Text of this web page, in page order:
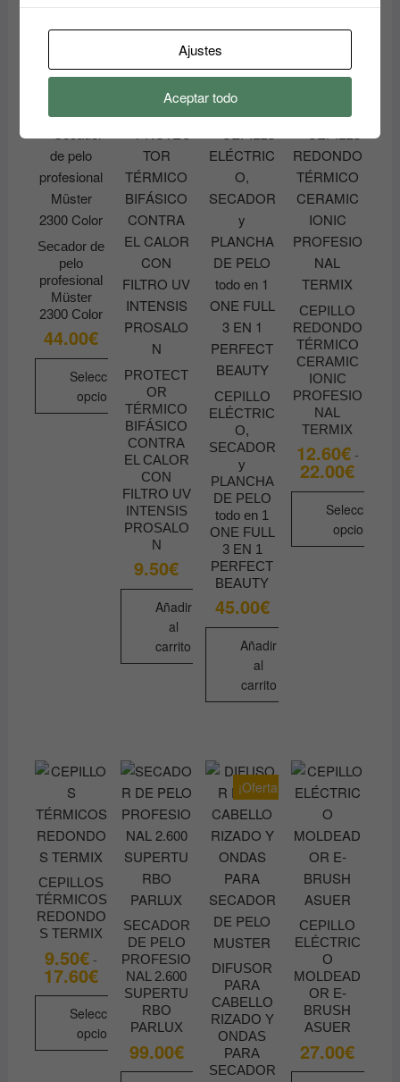
Seleccionar
opciones
producto
múltiples
variantes.
Las
opciones
se
pueden
elegir
en
la
página
de
producto
Añadir
al
Secador de
pelo
profesional
Müster
2300 Color
44.00€
Seleccionar
opciones
variantes.
PROTECT
OR
TÉRMICO
BIFÁSICO
CONTRA
EL CALOR
CON
FILTRO UV
INTENSIS
PROSALO
N
9.50€
Añadir
al
carrito
CEPILLO
ELÉCTRIC
O,
SECADOR
y
PLANCHA
DE PELO
todo en 1
ONE FULL
3 EN 1
PERFECT
BEAUTY
45.00€
Añadir
al
carrito
CEPILLO
REDONDO
TÉRMICO
CERAMIC
IONIC
PROFESIO
NAL
TERMIX
12.60€ -
22.00€Rango
de
precios:
desde
12.60€
hasta
22.00€
Seleccionar
opciones
en
la
página
de
producto
CEPILLOS
TÉRMICOS
REDONDO
S TERMIX
9.50€ -
17.60€Rango
de
precios:
desde
9.50€
hasta
17.60€
Seleccionar
opciones
SECADOR
DE PELO
PROFESIO
NAL 2.600
SUPERTU
RBO
PARLUX
99.00€
¡Oferta!
DIFUSOR
PARA
CABELLO
RIZADO Y
ONDAS
PARA
SECADOR
CEPILLO
ELÉCTRIC
O
MOLDEAD
OR E-
BRUSH
ASUER
27.00€
Ajustes
Aceptar todo